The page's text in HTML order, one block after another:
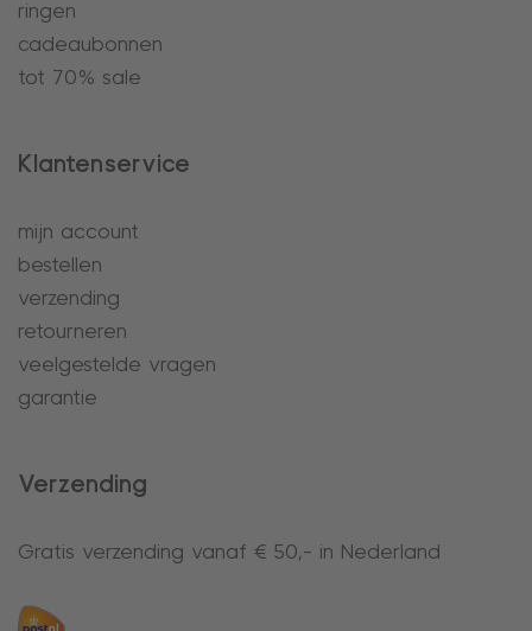
ringen
cadeaubonnen
tot 70% sale
Klantenservice
mijn account
bestellen
verzending
retourneren
veelgestelde vragen
garantie
Verzending
Gratis verzending vanaf € 50,- in Nederland